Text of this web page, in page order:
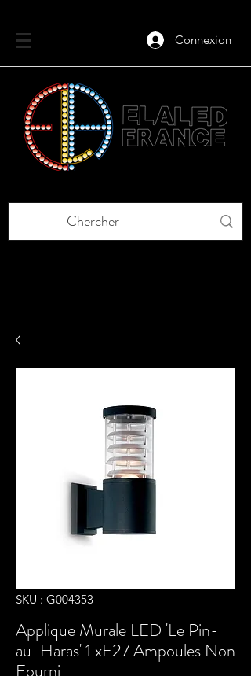
Connexion
SKU : G004353
Applique Murale LED 'Le Pin-
au-Haras' 1 xE27 Ampoules Non
Fourni